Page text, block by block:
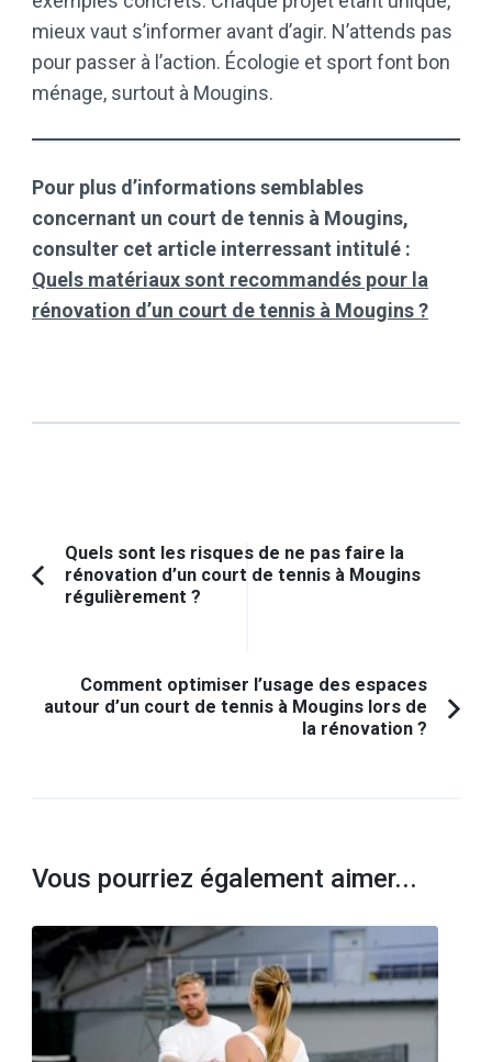
mieux vaut s’informer avant d’agir. N’attends pas
pour passer à l’action. Écologie et sport font bon
ménage, surtout à Mougins.
Pour plus d’informations semblables
concernant un court de tennis à Mougins,
consulter cet article interressant intitulé :
Quels matériaux sont recommandés pour la
rénovation d’un court de tennis à Mougins ?
Navigation
d'article
Article
Quels sont les risques de ne pas faire la
rénovation d’un court de tennis à Mougins
régulièrement ?
Comment optimiser l’usage des espaces
autour d’un court de tennis à Mougins lors de
la rénovation ?
Vous pourriez également aimer...